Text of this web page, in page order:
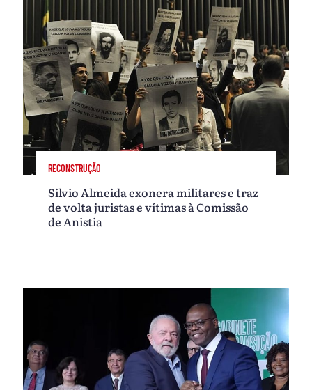
RECONSTRUÇÃO
Silvio Almeida exonera militares e traz
de volta juristas e vítimas à Comissão
de Anistia